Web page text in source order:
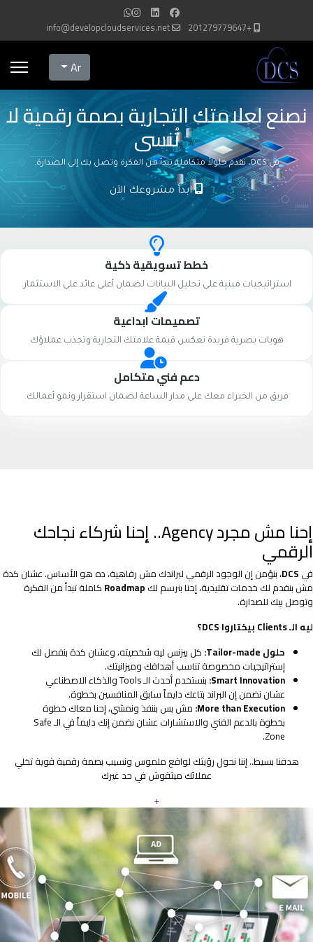
+201279779647
info@developcloudservices.net
Select your language
Ar
نصنع لعلامتك التجارية بصمة رقمية لا
تُنسى
في DCS، نقدم حلولاً متكاملة تبدأ من الفكرة وتصل بك إلى الصدارة.
ابدأ مشروعك الآن
خطط تسويقية ذكية
استراتيجيات مبنية على تحليل البيانات لضمان أعلى عائد على الاستثمار.
تصميمات ابداعية
هويات بصرية فريدة تعكس قيمة علامتك التجارية وتجذب عملاؤك
دعم فني متكامل
فريق من الخبراء معك على مدار الساعة لضمان استقرار ونمو أعمالك.
إحنا مش مجرد Agency.. إحنا شركاء نجاحك
الرقمي
في DCS، بنؤمن إن الوجود الرقمي لبراندك مش رفاهية، ده هو الأساس. عشان كدة
مش بنقدم لك خدمات تقليدية، إحنا بنرسم لك Roadmap كاملة تبدأ من الفكرة
وتوصل بيك للصدارة.
ليه الـ Clients بيختاروا DCS؟
حلول Tailor-made:
كل بيزنس ليه شخصيته، وعشان كدة بنفصل لك
إستراتيجيات مخصوصة تناسب أهدافك وميزانيتك.
Smart Innovation:
بنستخدم أحدث الـ Tools والذكاء الاصطناعي
عشان نضمن إن البراند بتاعك دايماً سابق المنافسين بخطوة.
More than Execution: مش بس بننفذ ونمشي، إحنا معاك خطوة
بخطوة بالدعم الفني والاستشارات عشان نضمن إنك دايماً في الـ Safe
Zone.
هدفنا بسيط.. إننا نحول رؤيتك لواقع ملموس ونسيب بصمة رقمية قوية تخلي
عملائك ميثقوش في حد غيرك
+